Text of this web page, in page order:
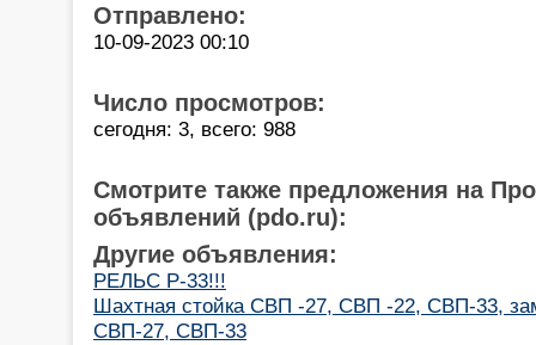
Отправлено:
10-09-2023 00:10
Число просмотров:
сегодня: 3, всего: 988
Смотрите также предложения на
объявлений (pdo.ru):
Другие объявления:
РЕЛЬС Р-33!!!
Шахтная стойка СВП -27, СВП -22, СВП-33,
СВП-27, СВП-33